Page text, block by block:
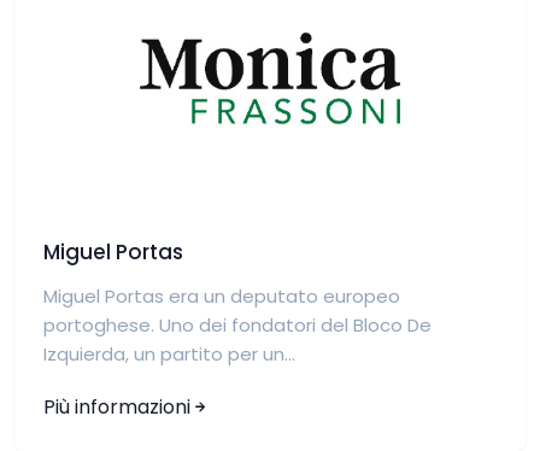
Miguel Portas
Miguel Portas era un deputato europeo
portoghese. Uno dei fondatori del Bloco De
Izquierda, un partito per un...
Più informazioni